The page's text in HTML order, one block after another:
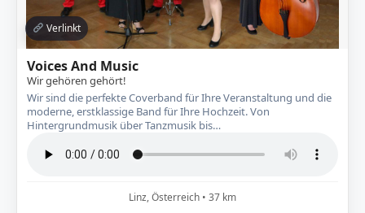
Verlinkt
Voices And Music
Wir gehören gehört!
Wir sind die perfekte Coverband für Ihre Veranstaltung und die
moderne, erstklassige Band für Ihre Hochzeit. Von
Hintergrundmusik über Tanzmusik bis…
Linz, Österreich • 37 km